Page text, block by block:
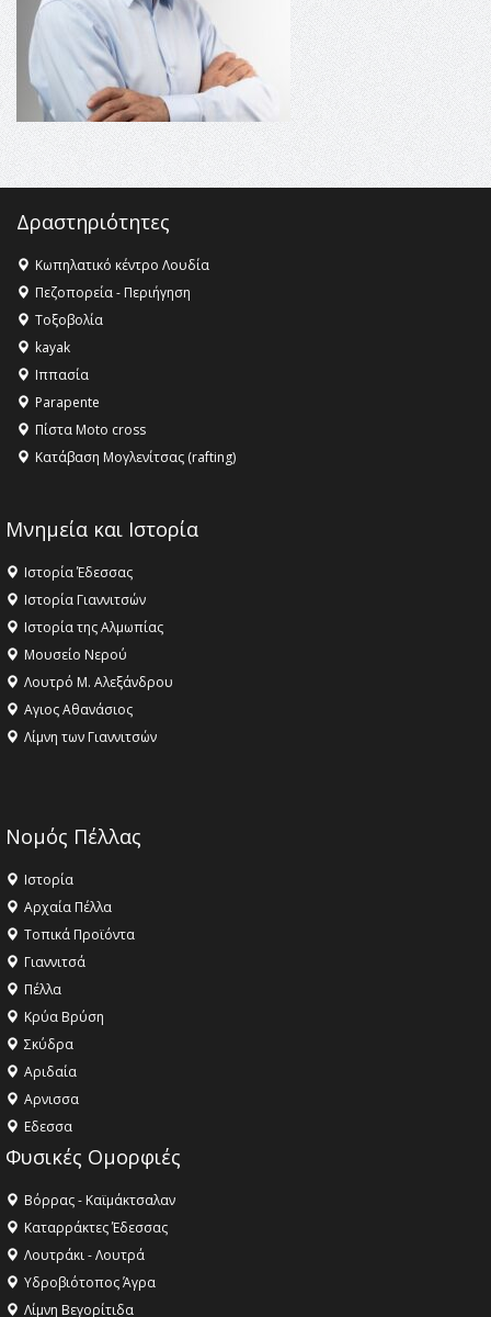
16:18 -ΕΝΟΡΙΑΚΕΣ ΚΑΛΟΚΑΙΡΙΝΕΣ ΔΡΑΣΕΙΣ ΓΙΑ ΠΑΙΔΙΑ
ΣΤΗΝ ΕΔΕΣΣΑ
Δραστηριότητες
Κωπηλατικό κέντρο Λουδία
Πεζοπορεία - Περιήγηση
Τοξοβολία
kayak
Ιππασία
Parapente
Πίστα Moto cross
Κατάβαση Μογλενίτσας (rafting)
Μνημεία και Ιστορία
Ιστορία Έδεσσας
Ιστορία Γιαννιτσών
Ιστορία της Αλμωπίας
Μουσείο Νερού
Λουτρό Μ. Αλεξάνδρου
Αγιος Αθανάσιος
Λίμνη των Γιαννιτσών
Νομός Πέλλας
Ιστορία
Αρχαία Πέλλα
Τοπικά Προϊόντα
Γιαννιτσά
Πέλλα
Κρύα Βρύση
Σκύδρα
Αριδαία
Aρνισσα
Eδεσσα
Φυσικές Ομορφιές
Βόρρας - Καϊμάκτσαλαν
Καταρράκτες Έδεσσας
Λουτράκι - Λουτρά
Υδροβιότοπος Άγρα
Λίμνη Βεγορίτιδα